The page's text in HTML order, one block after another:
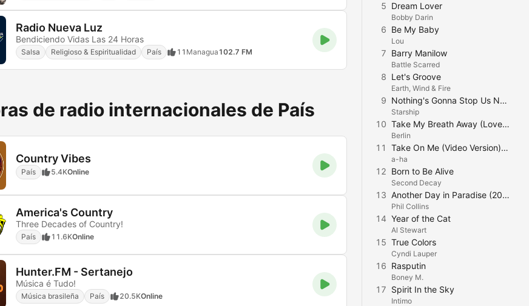
Radio Nueva Luz
Bendiciendo Vidas Las 24 Horas
Salsa Religioso & Espiritualidad País 11 Managua102.7 FM
de radio internacionales de País
Country Vibes
País 5.4KOnline
America's Country
Three Decades of Country!
País 11.6KOnline
Hunter.FM - Sertanejo
Música é Tudo!
Música brasileña País 20.5KOnline
5 Dream Lover
Bobby Darin
6 Be My Baby
Lou
7 Barry Manilow
Battle Scarred
8 Let's Groove
Earth, Wind & Fire
9 Nothing's Gonna Stop Us Now
Starship
10 Take My Breath Away (Love Theme from "Top Gun")
Berlin
11 Take On Me (Video Version) [2015 Remastered]
a-ha
12 Born to Be Alive
Second Decay
13 Another Day in Paradise (2016 Remastered)
Phil Collins
14 Year of the Cat
Al Stewart
15 True Colors
Cyndi Lauper
16 Rasputin
Boney M.
17 Spirit In the Sky
Intimo